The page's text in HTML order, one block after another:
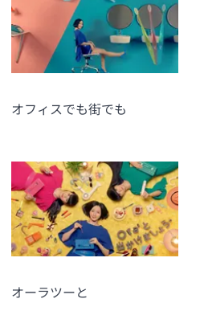
オフィスでも街でも
オーラツーと